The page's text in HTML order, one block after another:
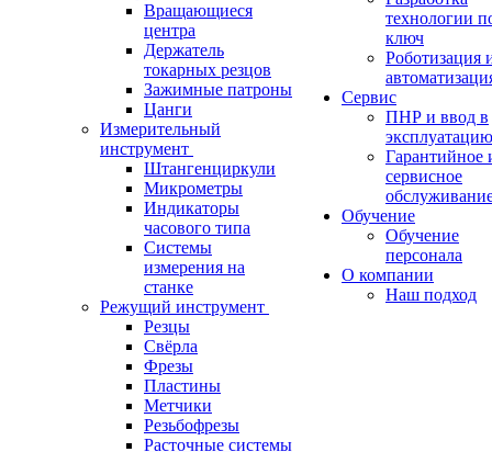
Вращающиеся
центра
Держатель
токарных резцов
Зажимные патроны
Цанги
Измерительный
инструмент
Штангенциркули
Микрометры
Индикаторы
часового типа
Системы
измерения на
станке
Режущий инструмент
Резцы
Свёрла
Фрезы
Пластины
Метчики
Резьбофрезы
Расточные системы
технологии
ключ
Роботизация
Сервис
ПНР и ввод в
эксплуатацию
Гарантийное
сервисное
Обучение
Обучение
персонала
О компании
Наш подход